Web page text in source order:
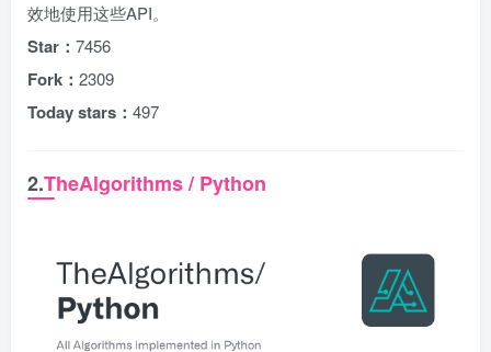
效地使用这些API。
Star： 7456
Fork： 2309
Today stars： 497
2.TheAlgorithms / Python